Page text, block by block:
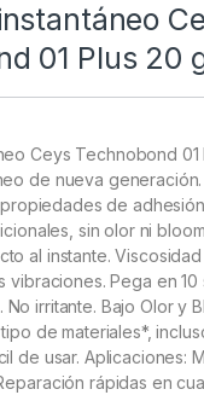
01 Plus 20
Ceys Technobond 01
de nueva
de
sin olor ni
al instante.
vibraciones. Pega en 10
irritante. Bajo Olor y
de materiales*,
de usar. Aplicaciones:
rápidas en